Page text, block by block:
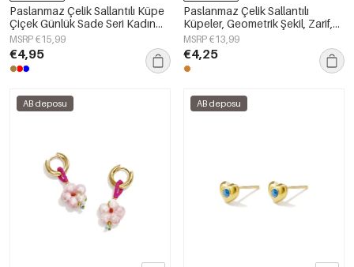
Paslanmaz Çelik Sallantılı Küpe
Çiçek Günlük Sade Seri Kadın
Takıları
MSRP €15,99
€4,95
Paslanmaz Çelik Sallantılı
Küpeler, Geometrik Şekil, Zarif,
Günlük, Sade Seri, Kadın Takıları
MSRP €13,99
€4,25
AB deposu AB deposu